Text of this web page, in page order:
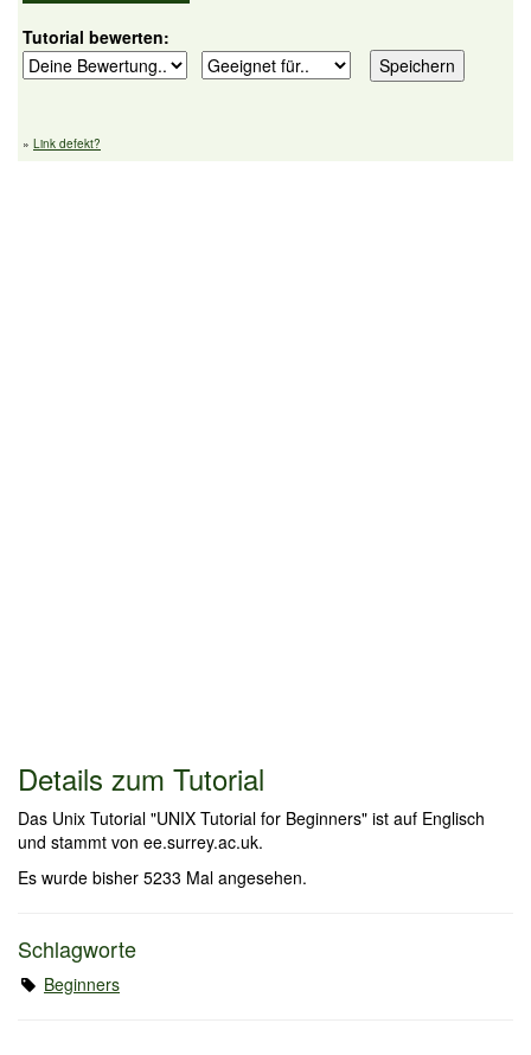
Tutorial bewerten:
» Link defekt?
Details zum Tutorial
Das Unix Tutorial "UNIX Tutorial for Beginners" ist auf Englisch
und stammt von ee.surrey.ac.uk.
Es wurde bisher 5233 Mal angesehen.
Schlagworte
Beginners